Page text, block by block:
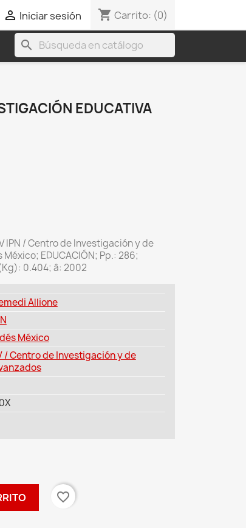
 Iniciar sesión shopping_cart Carrito: (0)
search
EDUCATIVA
IPN / Centro de Investigación y de
EDUCACIÓN; Pp.: 286;
0.404; â: 2002
Allione
México
/ Centro de Investigación y de
favorite_border